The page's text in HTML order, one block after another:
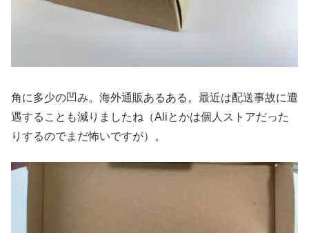
角に多少の凹み。海外通販あるある。最近は配送事故に遭
遇することも減りましたね（Aliとかは個人ストアだった
りするのでまだ怖いですが）。